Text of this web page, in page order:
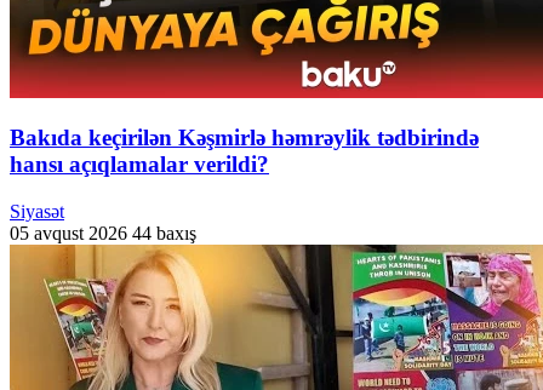
Bakıda keçirilən Kəşmirlə həmrəylik tədbirində
hansı açıqlamalar verildi?
Siyasət
05 avqust 2026 44 baxış